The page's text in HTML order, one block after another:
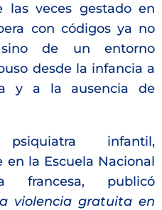
las veces gestado en
con códigos ya no
de un entorno
desde la infancia a
y a la ausencia de
infantil,
en la Escuela Nacional
francesa, publicó
violencia gratuita en